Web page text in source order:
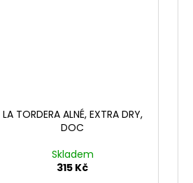
LA TORDERA ALNÉ, EXTRA DRY,
DOC
Skladem
315 Kč